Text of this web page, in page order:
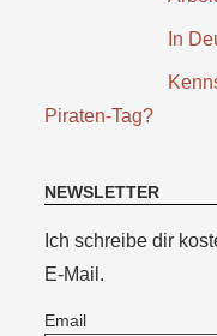
In
Piraten-Tag?
NEWSLETTER
Ich schreibe dir
E-Mail.
Email